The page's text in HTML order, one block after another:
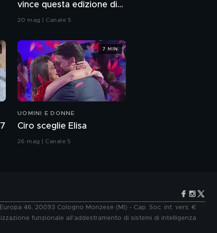
Federica Brignone:
leggendaria, unica,
insuperabile
Federica Brignone: "Il
mio momento di crisi"
Federica Brignone e il
vince questa edizione di
Grande Fratello VIP
20 mag | Canale 5
UOMINI E DONNE
Ciro sceglie Elisa
26 mag | Canale 5
7 MIN
46, 20093 Cologno Monzese (MI) - Cap. Soc. int. vers. €
funzionale all'addestramento di sistemi di intelligenza